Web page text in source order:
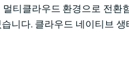
티클라우드 환경으로 전환
니다. 클라우드 네이티브